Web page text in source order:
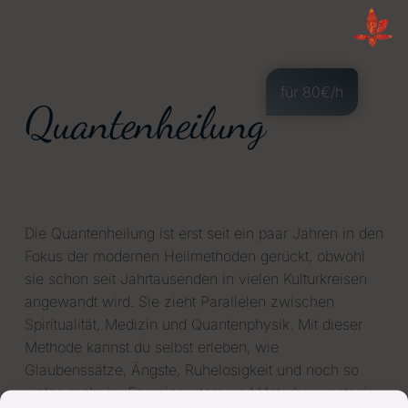
Quanten­heilung
für 80€/h
Die Quantenheilung ist erst seit ein paar Jahren in den
Fokus der modernen Heilmethoden gerückt, obwohl
sie schon seit Jahrtausenden in vielen Kulturkreisen
angewandt wird. Sie zieht Parallelen zwischen
Spiritualität, Medizin und Quantenphysik. Mit dieser
Methode kannst du selbst erleben, wie
Glaubenssätze, Ängste, Ruhelosigkeit und noch so
vieles mehr im Energiesystem und Unterbewusstsein